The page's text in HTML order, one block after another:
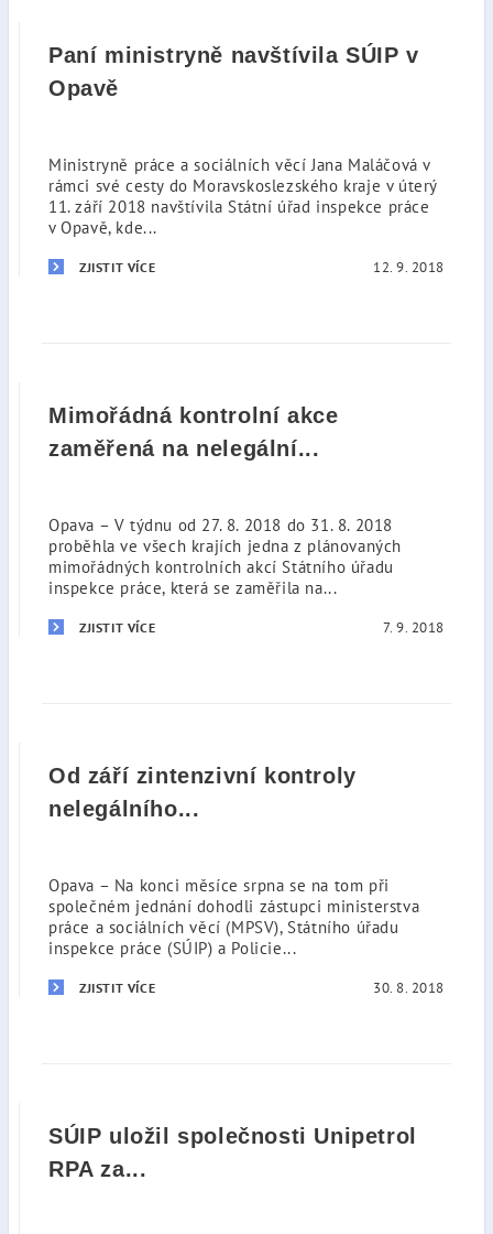
Paní ministryně navštívila SÚIP v
Opavě
Ministryně práce a sociálních věcí Jana Maláčová v
rámci své cesty do Moravskoslezského kraje v úterý
11. září 2018 navštívila Státní úřad inspekce práce
v Opavě, kde...
ZJISTIT VÍCE 12. 9. 2018
Mimořádná kontrolní akce
zaměřená na nelegální...
Opava – V týdnu od 27. 8. 2018 do 31. 8. 2018
proběhla ve všech krajích jedna z plánovaných
mimořádných kontrolních akcí Státního úřadu
inspekce práce, která se zaměřila na...
ZJISTIT VÍCE 7. 9. 2018
Od září zintenzivní kontroly
nelegálního...
Opava – Na konci měsíce srpna se na tom při
společném jednání dohodli zástupci ministerstva
práce a sociálních věcí (MPSV), Státního úřadu
inspekce práce (SÚIP) a Policie...
ZJISTIT VÍCE 30. 8. 2018
SÚIP uložil společnosti Unipetrol
RPA za...